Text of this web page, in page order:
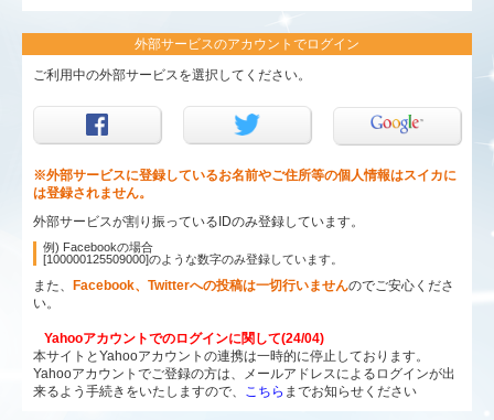
外部サービスのアカウントでログイン
ご利用中の外部サービスを選択してください。
※外部サービスに登録しているお名前やご住所等の個人情報はスイカに
は登録されません。
外部サービスが割り振っているIDのみ登録しています。
例) Facebookの場合
[100000125509000]のような数字のみ登録しています。
また、 Facebook、Twitterへの投稿は一切行いませんのでご安心くださ
い。
Yahooアカウントでのログインに関して(24/04)
本サイトとYahooアカウントの連携は一時的に停止しております。
Yahooアカウントでご登録の方は、メールアドレスによるログインが出
来るよう手続きをいたしますので、 こちら までお知らせください